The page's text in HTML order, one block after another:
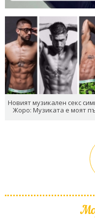
Новият музикален секс
Жоро: Музиката е моят